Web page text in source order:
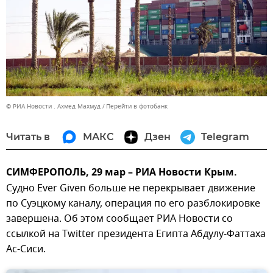
© РИА Новости . Ахмед Махмуд Перейти в фотобанк
Читать в МАКС Дзен Telegram
СИМФЕРОПОЛЬ, 29 мар – РИА Новости Крым.
Судно Ever Given больше не перекрывает движение
по Суэцкому каналу, операция по его разблокировке
завершена. Об этом сообщает РИА Новости со
ссылкой на Twitter президента Египта Абдулу-Фаттаха
Ас-Сиси.